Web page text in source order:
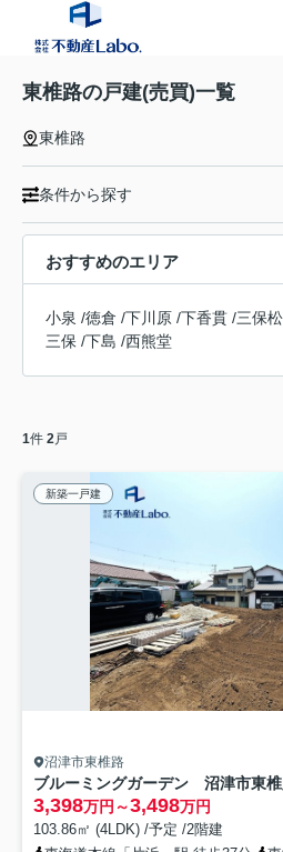
東椎路の戸建(売買)一覧
東椎路
条件から探す
おすすめのエリア
小泉 /徳倉 /下川原 /下香貫 /三保
三保 /下島 /西熊堂
1件 2戸
新築一戸建
沼津市東椎路
ブルーミングガーデン 沼津市東
3,398万円～3,498万円
103.86㎡ (4LDK) /予定 /2階建